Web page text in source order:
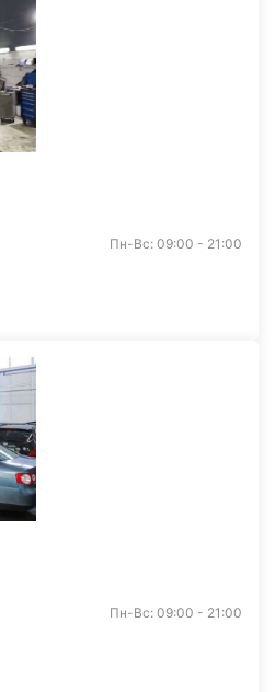
Пн-Вс: 09:00 - 21:00
Пн-Вс: 09:00 - 21:00